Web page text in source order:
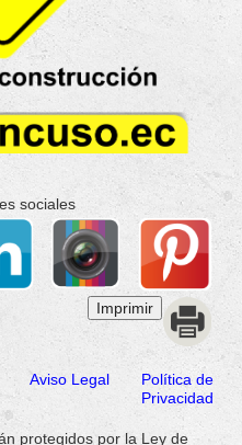
sociales
Aviso Legal
Política de
Privacidad
protegidos por la Ley de